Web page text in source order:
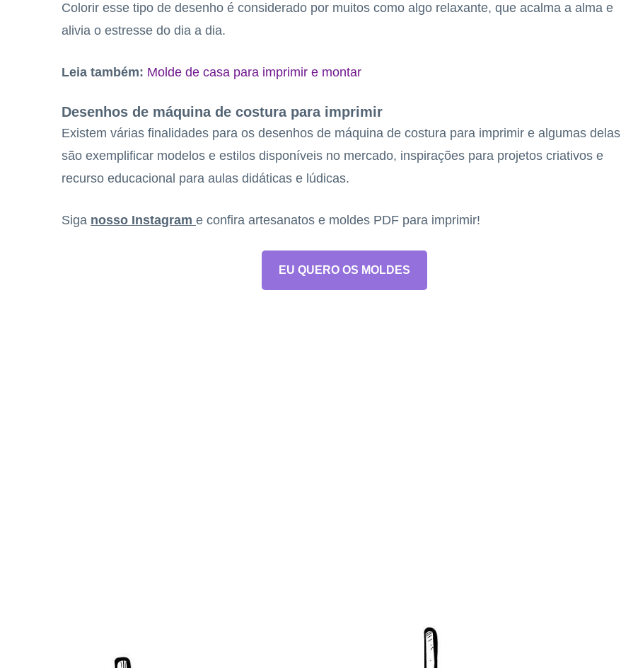
Colorir esse tipo de desenho é considerado por muitos como algo relaxante, que acalma a alma e
alivia o estresse do dia a dia.
Leia também: Molde de casa para imprimir e montar
Desenhos de máquina de costura para imprimir
Existem várias finalidades para os desenhos de máquina de costura para imprimir e algumas delas
são exemplificar modelos e estilos disponíveis no mercado, inspirações para projetos criativos e
recurso educacional para aulas didáticas e lúdicas.
Siga nosso Instagram e confira artesanatos e moldes PDF para imprimir!
EU QUERO OS MOLDES